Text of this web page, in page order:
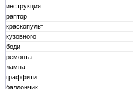
инструкция
раптор
краскопульт
кузовного
боди
ремонта
лампа
граффити
баллончик